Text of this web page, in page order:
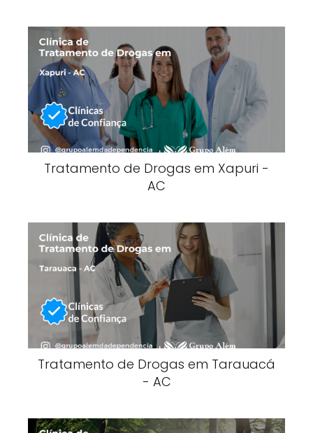
Tratamento de Drogas em Xapuri -
AC
Tratamento de Drogas em Tarauacá
- AC